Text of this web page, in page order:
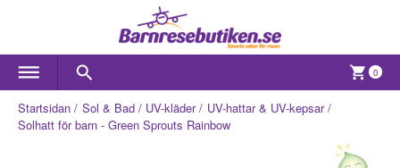
0
Startsidan Sol & Bad UV-kläder
UV-hattar & UV-kepsar
Solhatt för barn - Green Sprouts Rainbow